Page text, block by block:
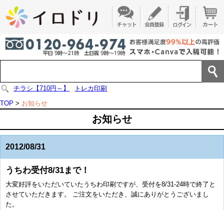
チラシ【710円～】
トレカ印刷
TOP > お知らせ
お知らせ
2012/08/31
うちわ受付8/31まで！
大変好評をいただいていたうちわ印刷ですが、受付を8/31-24時で終了と
させていただきます。 ご注文をいただき、誠にありがとうございまし
た。